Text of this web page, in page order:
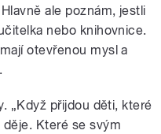
ale poznám, jestli
nebo knihovnice.
otevřenou mysl a
„Když přijdou děti, které
Které se svým